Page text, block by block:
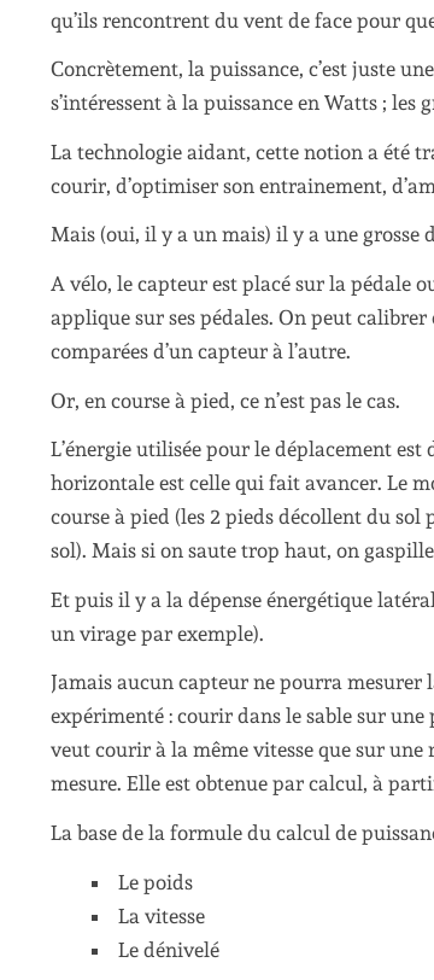
qu’ils rencontrent du vent de face pour
Concrètement, la puissance, c’est juste
s’intéressent à la puissance en Watts ;
La technologie aidant, cette notion a été
courir, d’optimiser son entrainement,
Mais (oui, il y a un mais) il y a une grosse
A vélo, le capteur est placé sur la pédale
applique sur ses pédales. On peut
comparées d’un capteur à l’autre.
Or, en course à pied, ce n’est pas le cas.
L’énergie utilisée pour le déplacement
horizontale est celle qui fait avancer. Le
course à pied (les 2 pieds décollent du
sol). Mais si on saute trop haut, on gaspille
Et puis il y a la dépense énergétique
un virage par exemple).
Jamais aucun capteur ne pourra mesurer
expérimenté : courir dans le sable sur une
veut courir à la même vitesse que sur
mesure. Elle est obtenue par calcul, à
La base de la formule du calcul de
Le poids
La vitesse
Le dénivelé